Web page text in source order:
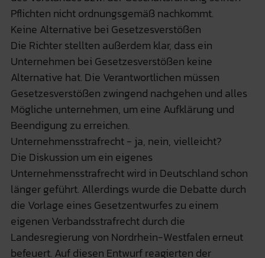
Pflichten nicht ordnungsgemäß nachkommt.
Keine Alternative bei Gesetzesverstößen
Die Richter stellten außerdem klar, dass ein
Unternehmen bei Gesetzesverstößen keine
Alternative hat. Die Verantwortlichen müssen
Gesetzesverstößen zwingend nachgehen und alles
Mögliche unternehmen, um eine Aufklärung und
Beendigung zu erreichen.
Unternehmensstrafrecht - ja, nein, vielleicht?
Die Diskussion um ein eigenes
Unternehmensstrafrecht wird in Deutschland schon
länger geführt. Allerdings wurde die Debatte durch
die Vorlage eines Gesetzentwurfes zu einem
eigenen Verbandsstrafrecht durch die
Landesregierung von Nordrhein-Westfalen erneut
befeuert. Auf diesen Entwurf reagierten der